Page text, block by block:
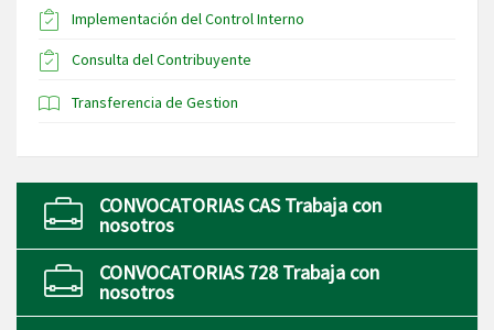
Implementación del Control Interno
Consulta del Contribuyente
Transferencia de Gestion
CONVOCATORIAS CAS Trabaja con
nosotros
CONVOCATORIAS 728 Trabaja con
nosotros